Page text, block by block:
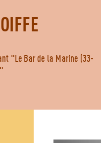
"Le Bar de la Marine (33-